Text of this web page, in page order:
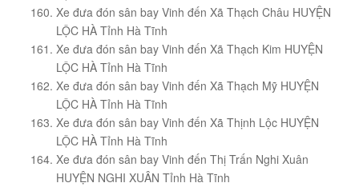
Xe đưa đón sân bay Vinh đến Xã Thạch Châu HUYỆN
LỘC HÀ Tỉnh Hà Tĩnh
Xe đưa đón sân bay Vinh đến Xã Thạch Kim HUYỆN
LỘC HÀ Tỉnh Hà Tĩnh
Xe đưa đón sân bay Vinh đến Xã Thạch Mỹ HUYỆN
LỘC HÀ Tỉnh Hà Tĩnh
Xe đưa đón sân bay Vinh đến Xã Thịnh Lộc HUYỆN
LỘC HÀ Tỉnh Hà Tĩnh
Xe đưa đón sân bay Vinh đến Thị Trấn Nghi Xuân
HUYỆN NGHI XUÂN Tỉnh Hà Tĩnh